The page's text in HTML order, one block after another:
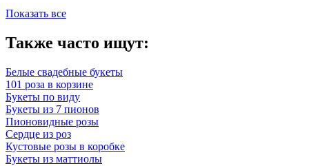
Показать все
Также часто ищут:
Белые свадебные букеты
101 роза в корзине
Букеты по виду
Букеты из 7 пионов
Пионовидные розы
Сердце из роз
Кустовые розы в коробке
Букеты из маттиолы